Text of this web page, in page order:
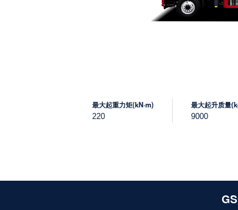
最大起重力矩(kN·m)
220
最大起升质量
9000